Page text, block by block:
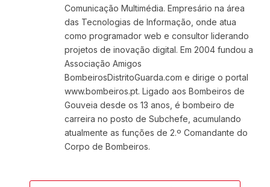
Comunicação Multimédia. Empresário na área
das Tecnologias de Informação, onde atua
como programador web e consultor liderando
projetos de inovação digital. Em 2004 fundou a
Associação Amigos
BombeirosDistritoGuarda.com e dirige o portal
www.bombeiros.pt. Ligado aos Bombeiros de
Gouveia desde os 13 anos, é bombeiro de
carreira no posto de Subchefe, acumulando
atualmente as funções de 2.º Comandante do
Corpo de Bombeiros.